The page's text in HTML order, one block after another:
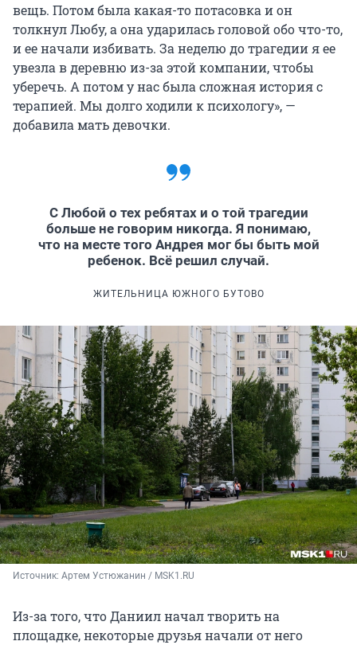
вещь. Потом была какая-то потасовка и он
толкнул Любу, а она ударилась головой обо что-то,
и ее начали избивать. За неделю до трагедии я ее
увезла в деревню из-за этой компании, чтобы
уберечь. А потом у нас была сложная история с
терапией. Мы долго ходили к психологу», —
добавила мать девочки.
С Любой о тех ребятах и о той трагедии
больше не говорим никогда. Я понимаю,
что на месте того Андрея мог бы быть мой
ребенок. Всё решил случай.
ЖИТЕЛЬНИЦА ЮЖНОГО БУТОВО
Источник: Артем Устюжанин / MSK1.RU
Из-за того, что Даниил начал творить на
площадке, некоторые друзья начали от него